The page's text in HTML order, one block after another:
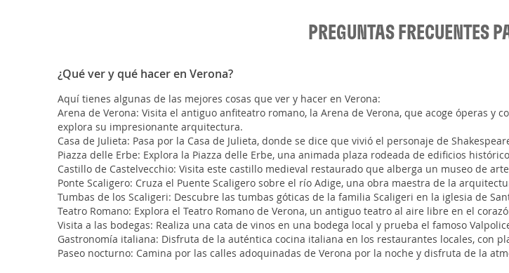
PREGUNTAS FRECUENTES
¿Qué ver y qué hacer en Verona?
Aquí tienes algunas de las mejores cosas que ver y hacer en Verona:
Arena de Verona: Visita el antiguo anfiteatro romano, la Arena de Verona, que acoge óperas y
explora su impresionante arquitectura.
Casa de Julieta: Pasa por la Casa de Julieta, donde se dice que vivió el personaje de
Piazza delle Erbe: Explora la Piazza delle Erbe, una animada plaza rodeada de edificios
Castillo de Castelvecchio: Visita este castillo medieval restaurado que alberga un museo de
Ponte Scaligero: Cruza el Puente Scaligero sobre el río Adige, una obra maestra de la
Tumbas de los Scaligeri: Descubre las tumbas góticas de la familia Scaligeri en la iglesia de
Teatro Romano: Explora el Teatro Romano de Verona, un antiguo teatro al aire libre en el
Visita a las bodegas: Realiza una cata de vinos en una bodega local y prueba el famoso
Gastronomía italiana: Disfruta de la auténtica cocina italiana en los restaurantes locales, con
Paseo nocturno: Camina por las calles adoquinadas de Verona por la noche y disfruta de la